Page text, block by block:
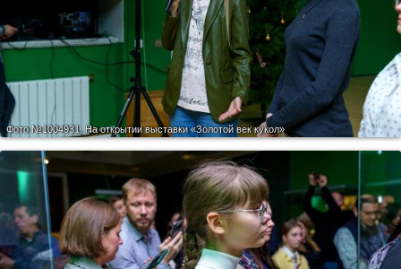
Фото №1004931.На открытии выставки «Золотой век кукол»